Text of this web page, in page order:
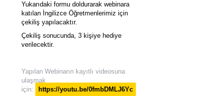
Yukarıdaki formu doldurarak webinara
katılan İngilizce Öğretmenlerimiz için
çekiliş yapılacaktır.
Çekiliş sonucunda, 3 kişiye hediye
verilecektir.
Yapılan Webinarın kayıtlı videosuna
ulaşmak
için:
https://youtu.be/0fmbDMLJ6Yc